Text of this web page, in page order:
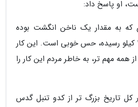
او پاسخ داد:
که به مقدار یک ناخن انگشت بوده
اکنون به بیشتر از 1000 کیلو رسیده، حس خوبی است. این کار
مهم تر، به خاطر مردم این کار را
کل تاریخ بزرگ تر از کدو تنبل گدس